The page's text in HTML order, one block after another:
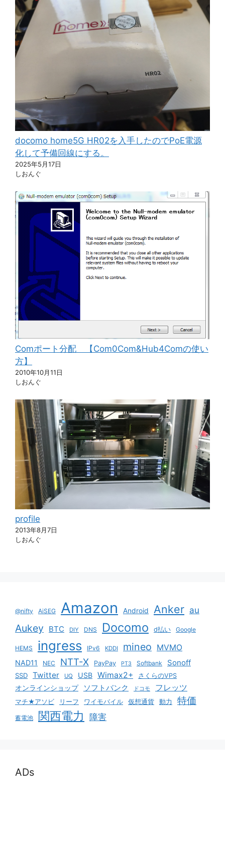
docomo home5G HR02を入手したのでPoE電源
化して予備回線にする。
2025年5月17日
しおんぐ
Comポート分配 【Com0Com&Hub4Comの使い
方】
2010年10月11日
しおんぐ
profile
2013年8月7日
しおんぐ
@nifty AiSEG Amazon Android Anker au
Aukey BTC DIY DNS Docomo d払い Google
HEMS ingress IPv6 KDDI mineo MVMO
NAD11 NEC NTT-X PayPay PT3 Softbank Sonoff
SSD Twitter UQ USB Wimax2+ さくらのVPS
オンラインショップ ソフトバンク ドコモ フレッツ
マチ★アソビ リーフ ワイモバイル 仮想通貨 動力 特価
蓄電池 関西電力 障害
ADs